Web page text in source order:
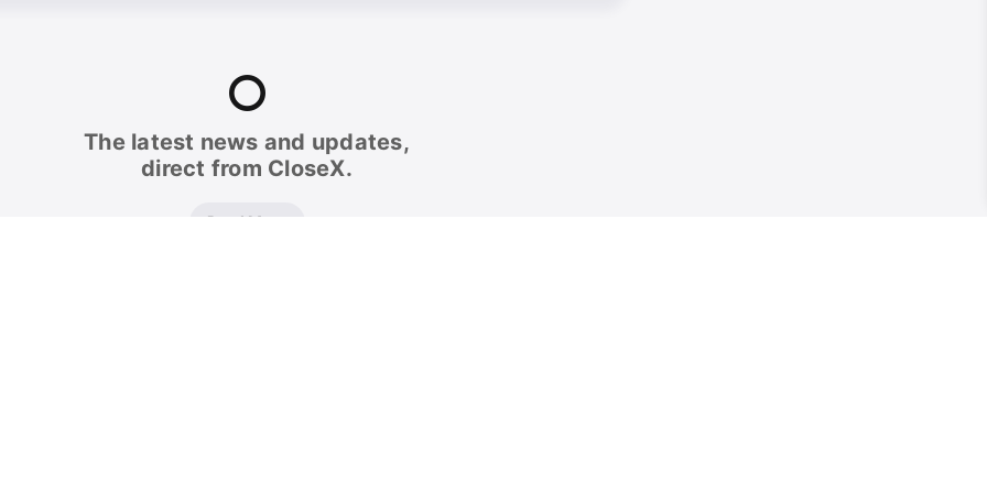
The latest news and updates,
direct from CloseX.
Read More